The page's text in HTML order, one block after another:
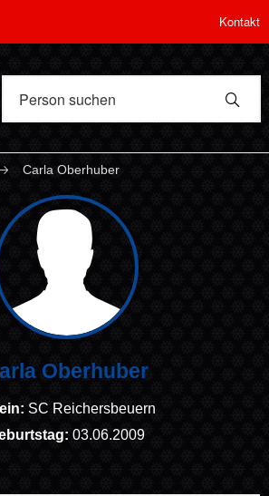
Kontakt
Carla Oberhuber
Oberhuber
SC Reichersbeuern
03.06.2009